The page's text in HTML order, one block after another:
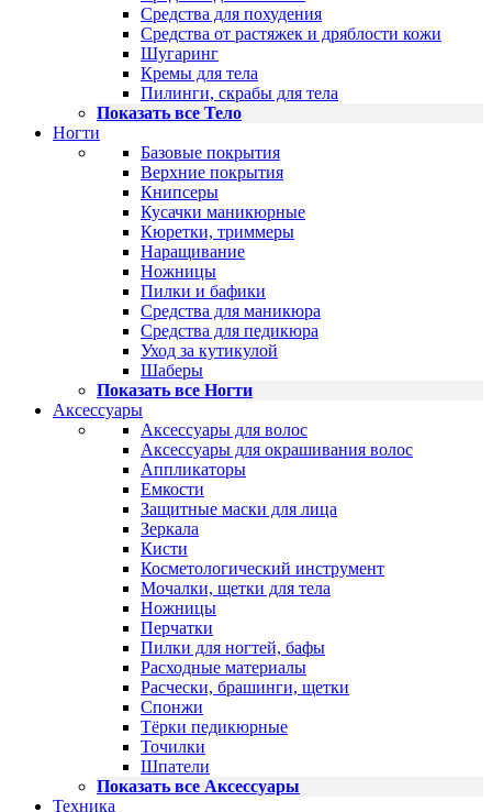
Средства для похудения
Средства от растяжек и дряблости кожи
Шугаринг
Кремы для тела
Пилинги, скрабы для тела
Показать все Тело
Ногти
Базовые покрытия
Верхние покрытия
Книпсеры
Кусачки маникюрные
Кюретки, триммеры
Наращивание
Ножницы
Пилки и бафики
Средства для маникюра
Средства для педикюра
Уход за кутикулой
Шаберы
Показать все Ногти
Аксессуары
Аксессуары для волос
Аксессуары для окрашивания волос
Аппликаторы
Емкости
Защитные маски для лица
Зеркала
Кисти
Косметологический инструмент
Мочалки, щетки для тела
Ножницы
Перчатки
Пилки для ногтей, бафы
Расходные материалы
Расчески, брашинги, щетки
Спонжи
Тёрки педикюрные
Точилки
Шпатели
Показать все Аксессуары
Техника